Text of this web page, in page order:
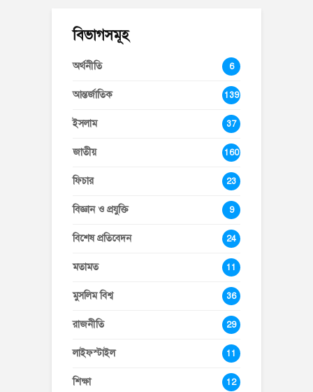
বিভাগসমূহ
অর্থনীতি 6
আন্তর্জাতিক 139
ইসলাম 37
জাতীয় 160
ফিচার 23
বিজ্ঞান ও প্রযুক্তি 9
বিশেষ প্রতিবেদন 24
মতামত 11
মুসলিম বিশ্ব 36
রাজনীতি 29
লাইফস্টাইল 11
শিক্ষা 12